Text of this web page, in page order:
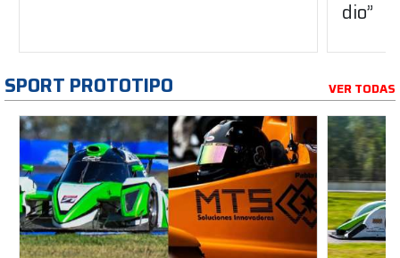
dio”
SPORT PROTOTIPO VER TODAS